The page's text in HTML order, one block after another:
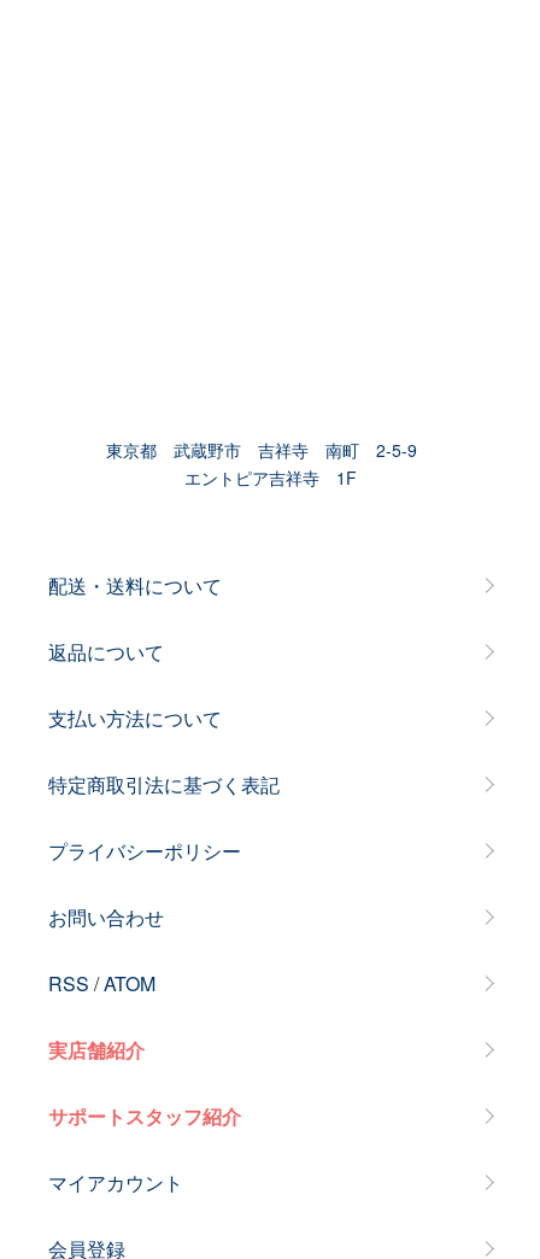
東京都 武蔵野市 吉祥寺 南町 2-5-9
エントピア吉祥寺 1F
配送・送料について
返品について
支払い方法について
特定商取引法に基づく表記
プライバシーポリシー
お問い合わせ
RSS /ATOM
実店舗紹介
サポートスタッフ紹介
マイアカウント
会員登録